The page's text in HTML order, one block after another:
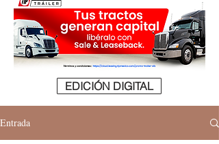
EDICIÓN DIGITAL
Entrada